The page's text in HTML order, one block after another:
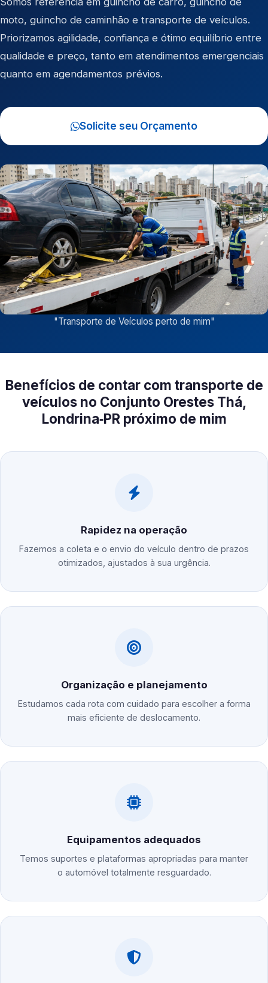
moto, guincho de caminhão e transporte de veículos.
Priorizamos agilidade, confiança e ótimo equilíbrio entre
qualidade e preço, tanto em atendimentos emergenciais
quanto em agendamentos prévios.
Solicite seu Orçamento
"Transporte de Veículos perto de mim"
Benefícios de contar com transporte de
veículos no Conjunto Orestes Thá,
Londrina‑PR próximo de mim
Rapidez na operação
Fazemos a coleta e o envio do veículo dentro de prazos
otimizados, ajustados à sua urgência.
Organização e planejamento
Estudamos cada rota com cuidado para escolher a forma
mais eficiente de deslocamento.
Equipamentos adequados
Temos suportes e plataformas apropriadas para manter
o automóvel totalmente resguardado.